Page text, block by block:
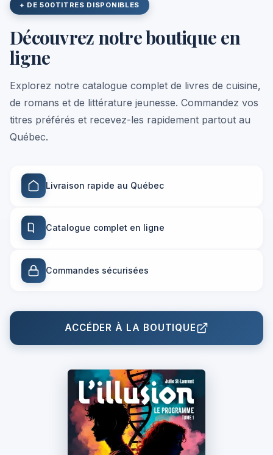
+ DE 500TITRES DISPONIBLES
Découvrez notre boutique en
ligne
Explorez notre catalogue complet de livres de cuisine,
de romans et de littérature jeunesse. Commandez vos
titres préférés et recevez-les rapidement partout au
Québec.
Livraison rapide au Québec
Catalogue complet en ligne
Commandes sécurisées
ACCÉDER À LA BOUTIQUE